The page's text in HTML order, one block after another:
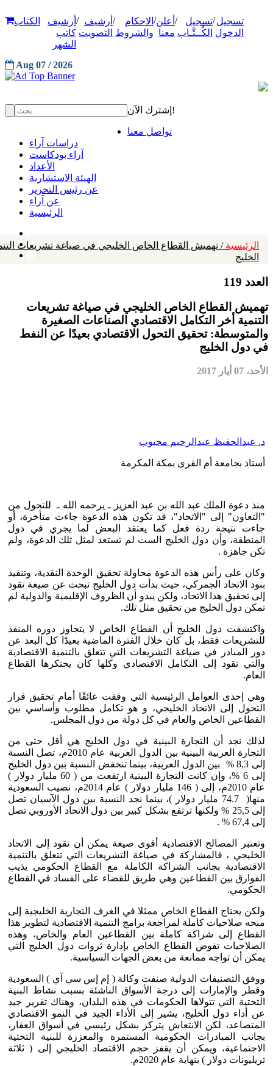
تسجيل
الدخول
/تسجيل
الكُــتَّـاب
/ أعلن
معنا
/ الاحكام
والشروط
/ أرشيف
التصويت
/ أرشيف
كاتب
الشهر
الكتاب
Aug 07 / 2026
إشترك الآن!
تواصل معنا
دراسات آراء
آراء بودكاست
الأعداد
الهيئة الاستشارية
عن رئيس التحرير
عن آراء
الرئيسية
الرئيسية / تهميش القطاع الخاص الخليجي في صياغة تشريعات
الخليج
العدد 119
تهميش القطاع الخاص الخليجي في صياغة تشريعات
التنمية أخر التكامل الاقتصادي الصناعات الصغيرة
والمتوسطة: تحقيق التحول الاقتصادي بعيدًا عن النفط
في دول الخليج
الأحد، 07 أيار 2017
د. عبدالحفيظ عبدالرحيم محبوب
أستاذ بجامعة أم القرى بمكة المكرمة
منذ دعوة الملك عبد الله بن عبد العزيز ـ يرحمه الله ـ للتحول من
"التعاون" إلى "الاتحاد"، قد تكون هذه الدعوة جاءت متأخرة، أو
جاءت نتيجة ردة فعل كما يعتقد البعض لما يجري في دول
المنطقة، وأن دول الخليج الست لم تستعد لمثل تلك الدعوة، ولم
تكن جاهزة .
وكان على رأس هذه الدعوة محاولة تحقيق الوحدة النقدية، وتنفيذ
بنود الاتحاد الجمركي، حيث بدأت دول الخليج تبحث عن صيغة تقود
إلى تحقيق هذا الاتحاد، ولكن يبدو أن الظروف الإقليمية والدولية لم
تمكن دول الخليج من تحقيق مثل تلك.
واكتشفت دول الخليج أن القطاع الخاص لا يتجاوز دوره المنفذ
للتشريعات فقط، بل كان خلال الفترة الماضية بعيدًا كل البعد عن
دور المبادر في صياغة التشريعات التي تتعلق بالتنمية الاقتصادية
والتي تقود إلى التكامل الاقتصادي وكلها كان يحتكرها القطاع
العام.
وهي إحدى العوامل الرئيسية التي وقفت عائقًا أمام تحقيق قرار
التحول إلى الاتحاد الخليجي، و هو تكامل مطلوب وأساسي بين
القطاعين الخاص والعام في كل دولة من دول المجلس.
لذلك نجد أن التجارة البينية في دول الخليج هي أقل حتى من
التجارة العربية البينية بين الدول العربية عام 2010م، تصل النسبة
إلى 8,3 % بين الدول العربية، بينما تنخفض النسبة بين دول الخليج
إلى 6 %، وإن كانت التجارة البينية ارتفعت من ( 60 مليار دولار )
عام 2010م، إلى ( 146 مليار دولار ) عام 2014م، نصيب السعودية
منها( 74.7 مليار دولار )، بينما نجد النسبة بين دول الآسيان تصل
إلى 25,5 % ولكنها ترتفع بشكل كبير بين دول الاتحاد الأوروبي تصل
إلى 67,4 % .
وتعتبر المصالح الاقتصادية أقوى صيغة يمكن أن تقود إلى الاتحاد
الخليجي ، فالمشاركة في صياغة التشريعات التي تتعلق بالتنمية
الاقتصادية بجانب الشراكة الكاملة مع القطاع الحكومي يذيب
الفوارق بين القطاعين وهي طريق للقضاء على الفساد في القطاع
الحكومي.
ولكن يحتاج القطاع الخاص ممثلا في الغرف التجارية الخليجية إلى
منحه صلاحيات كاملة لمراجعة برامج التنمية الاقتصادية لتطوير هذا
القطاع إلى شراكة كاملة بين القطاعين العام والخاص، وهذه
الصلاحيات تفوض القطاع الخاص بإدارة ثروات دول الخليج التي
يمكن أن تواجه ممانعة من بعض الجهات السياسية.
ووفق التصنيفات الدولية صنفت وكالة ( إم إس سي آي ) السعودية
وقطر والإمارات إلى درجة الأسواق الناشئة بسبب نشاط البنية
التحتية التي تتولاها الحكومات في هذه البلدان، وهناك تقرير جيد
عن أداء دول الخليج، يشير إلى الأداء الجيد في النمو الاقتصادي
المتصاعد، لكن الانتعاش يتركز بشكل رئيسي في أسواق العقار،
بجانب المبادرات الحكومية المستمرة والمعززة للبنية التحتية
الاجتماعية، ويمكن أن يقفز حجم الاقتصاد الخليجي إلى ( ثلاثة
تريليونات دولار ) بنهاية عام 2020م.